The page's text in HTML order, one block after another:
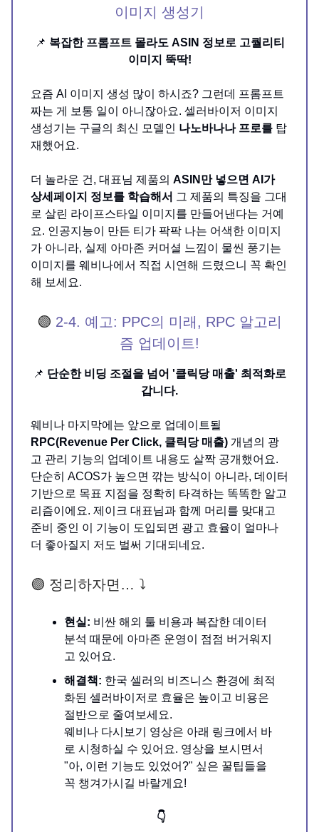
이미지 생성기
📌 복잡한 프롬프트 몰라도 ASIN 정보로 고퀄리티
이미지 뚝딱!
요즘 AI 이미지 생성 많이 하시죠? 그런데 프롬프트
짜는 게 보통 일이 아니잖아요. 셀러바이저 이미지
생성기는 구글의 최신 모델인 나노바나나 프로를 탑
재했어요.
더 놀라운 건, 대표님 제품의 ASIN만 넣으면 AI가
상세페이지 정보를 학습해서 그 제품의 특징을 그대
로 살린 라이프스타일 이미지를 만들어낸다는 거예
요. 인공지능이 만든 티가 팍팍 나는 어색한 이미지
가 아니라, 실제 아마존 커머셜 느낌이 물씬 풍기는
이미지를 웨비나에서 직접 시연해 드렸으니 꼭 확인
해 보세요.
🟣 2-4. 예고: PPC의 미래, RPC 알고리
즘 업데이트!
📌 단순한 비딩 조절을 넘어 '클릭당 매출' 최적화로
갑니다.
웨비나 마지막에는 앞으로 업데이트될
RPC(Revenue Per Click, 클릭당 매출) 개념의 광
고 관리 기능의 업데이트 내용도 살짝 공개했어요.
단순히 ACOS가 높으면 깎는 방식이 아니라, 데이터
기반으로 목표 지점을 정확히 타격하는 똑똑한 알고
리즘이에요. 제이크 대표님과 함께 머리를 맞대고
준비 중인 이 기능이 도입되면 광고 효율이 얼마나
더 좋아질지 저도 벌써 기대되네요.
🟣 정리하자면… ⤵️
현실: 비싼 해외 툴 비용과 복잡한 데이터
분석 때문에 아마존 운영이 점점 버거워지
고 있어요.
해결책: 한국 셀러의 비즈니스 환경에 최적
화된 셀러바이저로 효율은 높이고 비용은
절반으로 줄여보세요.
웨비나 다시보기 영상은 아래 링크에서 바
로 시청하실 수 있어요. 영상을 보시면서
"아, 이런 기능도 있었어?" 싶은 꿀팁들을
꼭 챙겨가시길 바랄게요!
👇